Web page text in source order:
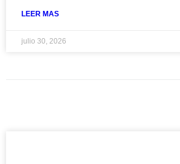
LEER MAS
julio 30, 2026